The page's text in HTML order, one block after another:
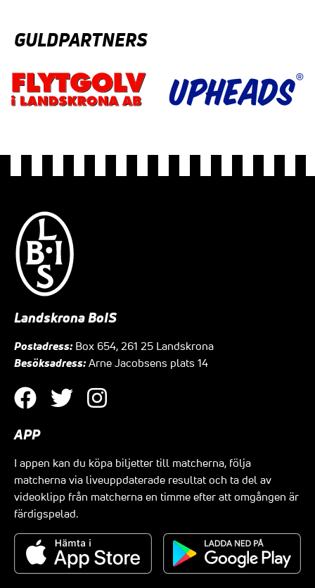
GULDPARTNERS
Landskrona BoIS
Postadress: Box 654, 261 25 Landskrona
Besöksadress: Arne Jacobsens plats 14
APP
I appen kan du köpa biljetter till matcherna, följa
matcherna via liveuppdaterade resultat och ta del av
videoklipp från matcherna en timme efter att omgången är
färdigspelad.